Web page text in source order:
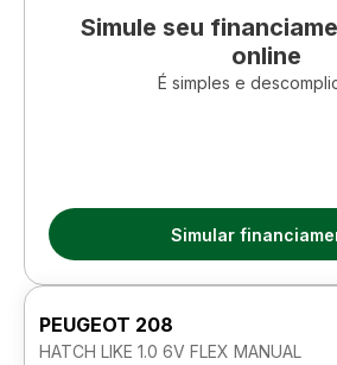
Simule seu
online
É simples e
Simular
PEUGEOT 208
HATCH LIKE 1.0 6V FLEX MANUAL